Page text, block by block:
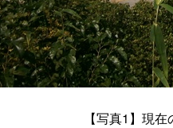
【写真1】 現在